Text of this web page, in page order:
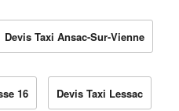
Devis Taxi Ansac-Sur-Vienne
16 Devis Taxi Lessac